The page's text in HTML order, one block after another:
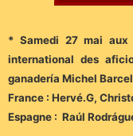
* Samedi 27 mai aux
international des
ganadería Michel
France : Hervé.G,
Espagne : Raúl